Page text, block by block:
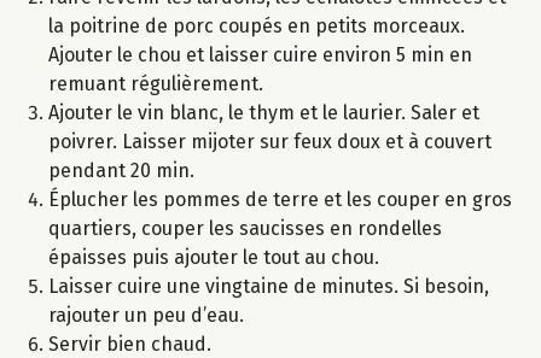
la poitrine de porc coupés en petits morceaux.
Ajouter le chou et laisser cuire environ 5 min en
remuant régulièrement.
Ajouter le vin blanc, le thym et le laurier. Saler et
poivrer. Laisser mijoter sur feux doux et à couvert
pendant 20 min.
Éplucher les pommes de terre et les couper en gros
quartiers, couper les saucisses en rondelles
épaisses puis ajouter le tout au chou.
Laisser cuire une vingtaine de minutes. Si besoin,
rajouter un peu d’eau.
Servir bien chaud.